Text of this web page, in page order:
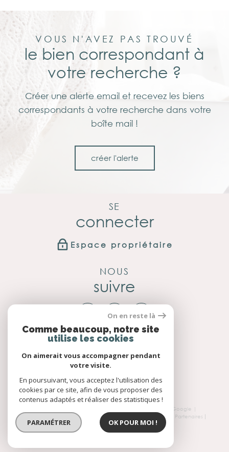
VOUS N'AVEZ PAS TROUVÉ
le bien correspondant à
votre recherche ?
Créer une alerte email et recevez les biens
correspondants à votre recherche dans votre
boîte mail !
créer l'alerte
SE
connecter
Espace propriétaire
NOUS
suivre
NOUS
adhérons
© 2026 | Tous droits réservés | Traduction powered by Google |
Plan du site Mentions légales Admin
Partenaires
Politique RGPD
Cookies
On en reste là
Comme beaucoup, notre site
utilise les cookies
On aimerait vous accompagner pendant
votre visite.
En poursuivant, vous acceptez l'utilisation des
cookies par ce site, afin de vous proposer des
contenus adaptés et réaliser des statistiques !
PARAMÉTRER OK POUR MOI !